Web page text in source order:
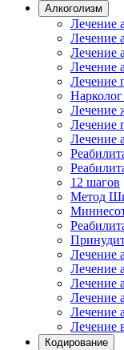
Алкоголизм
Лечение
Лечение
Лечение
Лечение
Лечение
Лечение
Лечение
Лечение
12 шагов
Метод
Лечение
Лечение
Лечение
Лечение
Лечение
Лечение
Кодирование